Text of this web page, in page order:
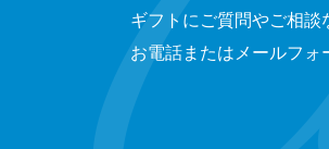
ギフトにご質問やご相談
お電話またはメールフ